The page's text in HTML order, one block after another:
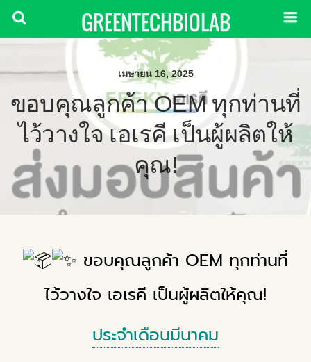
GREENTECHBIOLAB
เมษายน 16, 2025
ขอบคุณลูกค้า OEM ทุกท่านที่
ไว้วางใจ เอเรคี เป็นผู้ผลิตให้
คุณ!
ขอบคุณลูกค้า OEM ทุกท่านที่
ไว้วางใจ เอเรคี เป็นผู้ผลิตให้คุณ!
ประจำเดือนมีนาคม